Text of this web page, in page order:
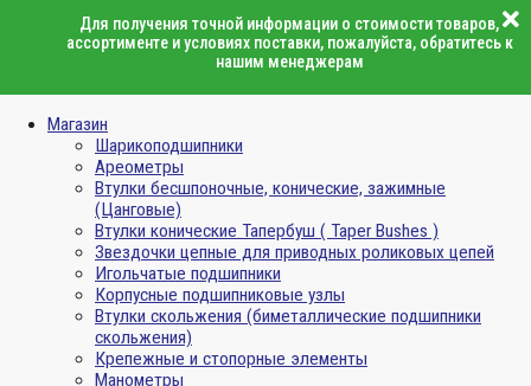
Для получения точной информации о стоимости товаров,
ассортименте и условиях поставки, пожалуйста, обратитесь к
нашим менеджерам
Магазин
Шарикоподшипники
Ареометры
Втулки бесшпоночные, конические, зажимные
(Цанговые)
Втулки конические Тапербуш ( Taper Bushes )
Звездочки цепные для приводных роликовых цепей
Игольчатые подшипники
Корпусные подшипниковые узлы
Втулки скольжения (биметаллические подшипники
скольжения)
Крепежные и стопорные элементы
Манометры